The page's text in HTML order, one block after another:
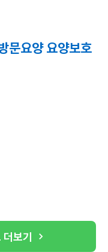
요양 요양보호
더보기